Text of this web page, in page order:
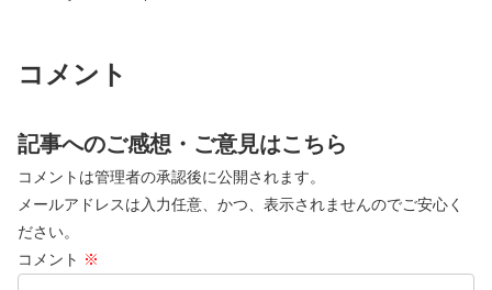
コメント
記事へのご感想・ご意見はこちら
コメントは管理者の承認後に公開されます。
メールアドレスは入力任意、かつ、表示されませんのでご安心く
ださい。
コメント ※